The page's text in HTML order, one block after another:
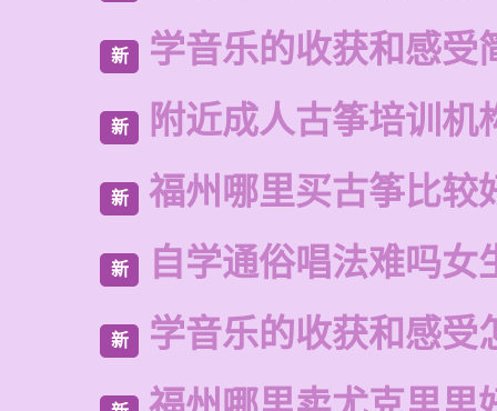
新 学音乐的收获和感受
新 附近成人古筝培训机
新 福州哪里买古筝比较
新 自学通俗唱法难吗女
新 学音乐的收获和感受